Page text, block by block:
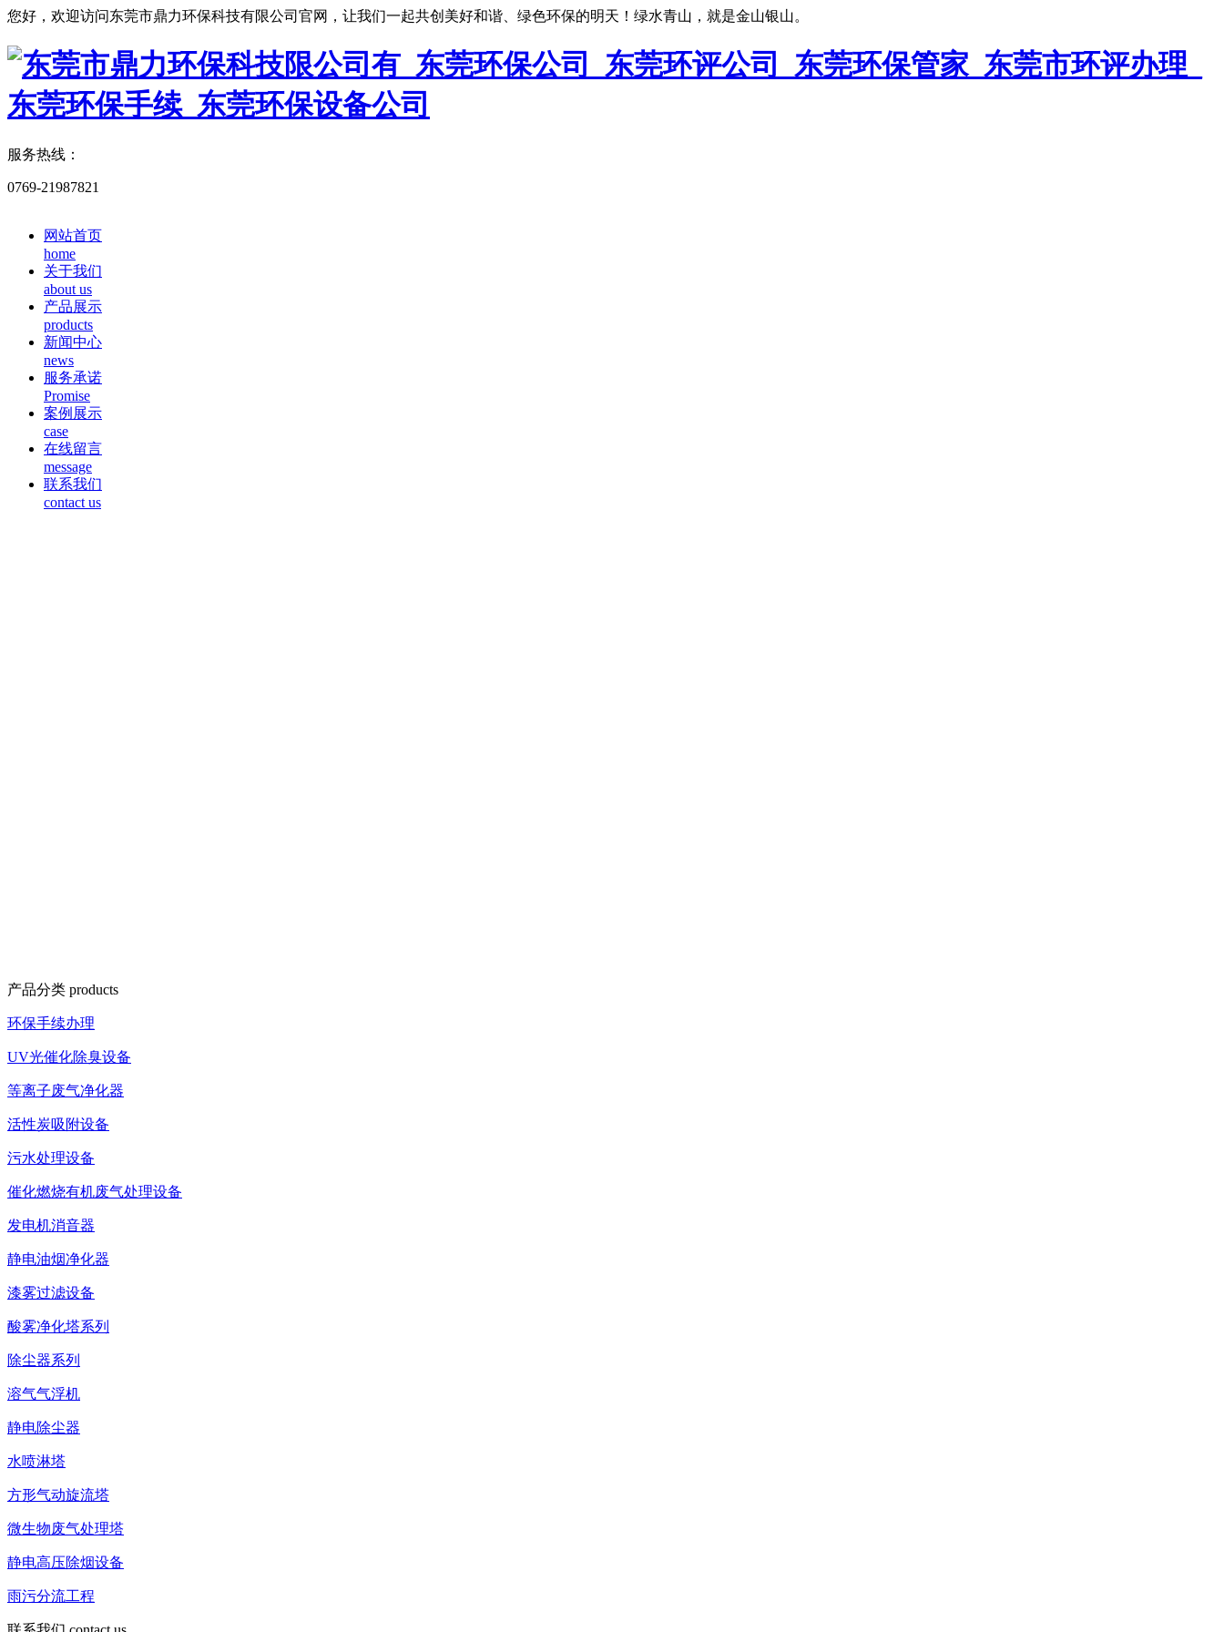
您好，欢迎访问东莞市鼎力环保科技有限公司官网，让我们一起共创美好和谐、绿色环保的明天！绿水青山，就是金山银山。
服务热线：
0769-21987821
网站首页
home
关于我们
about us
产品展示
products
新闻中心
news
服务承诺
Promise
案例展示
case
在线留言
message
联系我们
contact us
产品分类 products
环保手续办理
UV光催化除臭设备
等离子废气净化器
活性炭吸附设备
污水处理设备
催化燃烧有机废气处理设备
发电机消音器
静电油烟净化器
漆雾过滤设备
酸雾净化塔系列
除尘器系列
溶气气浮机
静电除尘器
水喷淋塔
方形气动旋流塔
微生物废气处理塔
静电高压除烟设备
雨污分流工程